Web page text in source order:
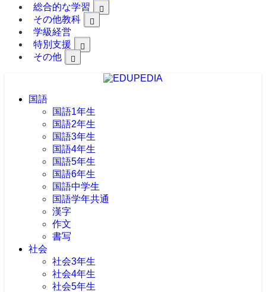
総合的な学習
その他教科
学級経営
特別支援
その他
国語
国語1年生
国語2年生
国語3年生
国語4年生
国語5年生
国語6年生
国語中学生
国語学年共通
漢字
作文
書写
社会
社会3年生
社会4年生
社会5年生